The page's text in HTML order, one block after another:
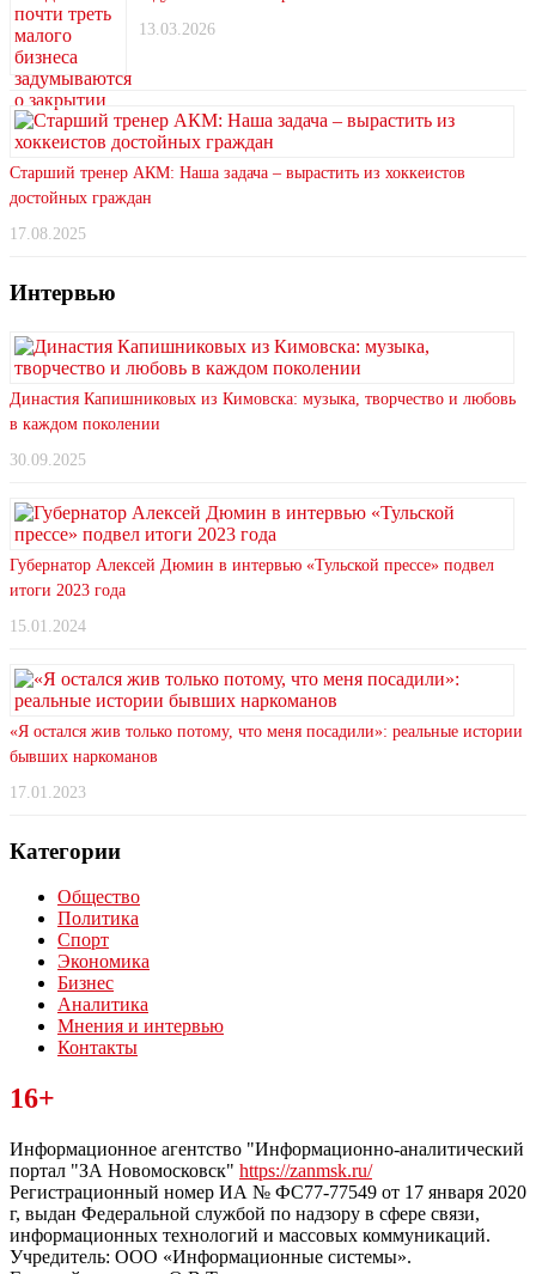
13.03.2026
Старший тренер АКМ: Наша задача – вырастить из хоккеистов
достойных граждан
17.08.2025
Интервью
Династия Капишниковых из Кимовска: музыка, творчество и любовь
в каждом поколении
30.09.2025
Губернатор Алексей Дюмин в интервью «Тульской прессе» подвел
итоги 2023 года
15.01.2024
«Я остался жив только потому, что меня посадили»: реальные истории
бывших наркоманов
17.01.2023
Категории
Общество
Политика
Спорт
Экономика
Бизнес
Аналитика
Мнения и интервью
Контакты
Читайте последние новости дня в Тульской области на сайте
“ЗаНовомосковск”
16+
Информационное агентство "Информационно-аналитический
портал "ЗА Новомосковск" https://zanmsk.ru/
Регистрационный номер ИА № ФС77-77549 от 17 января 2020
г, выдан Федеральной службой по надзору в сфере связи,
информационных технологий и массовых коммуникаций.
Учредитель: ООО «Информационные системы».